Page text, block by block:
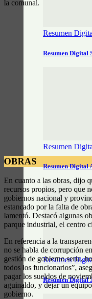
Resumen
Resumen Digital
Resumen
Resumen Digital
Resumen
Resumen Digital
la comunal.
OBRAS
En cuanto a las obras, dijo
recursos propios, pero que
gobiernos nacional y
estancado por la falta de
lamentó. Destacó algunas
parque industrial, el centro
En referencia a la
no se habla de corrupción
gestión de gobierno seria,
todos los funcionarios”,
pagar los sueldos de
aguinaldo, y dejar un
gobierno.